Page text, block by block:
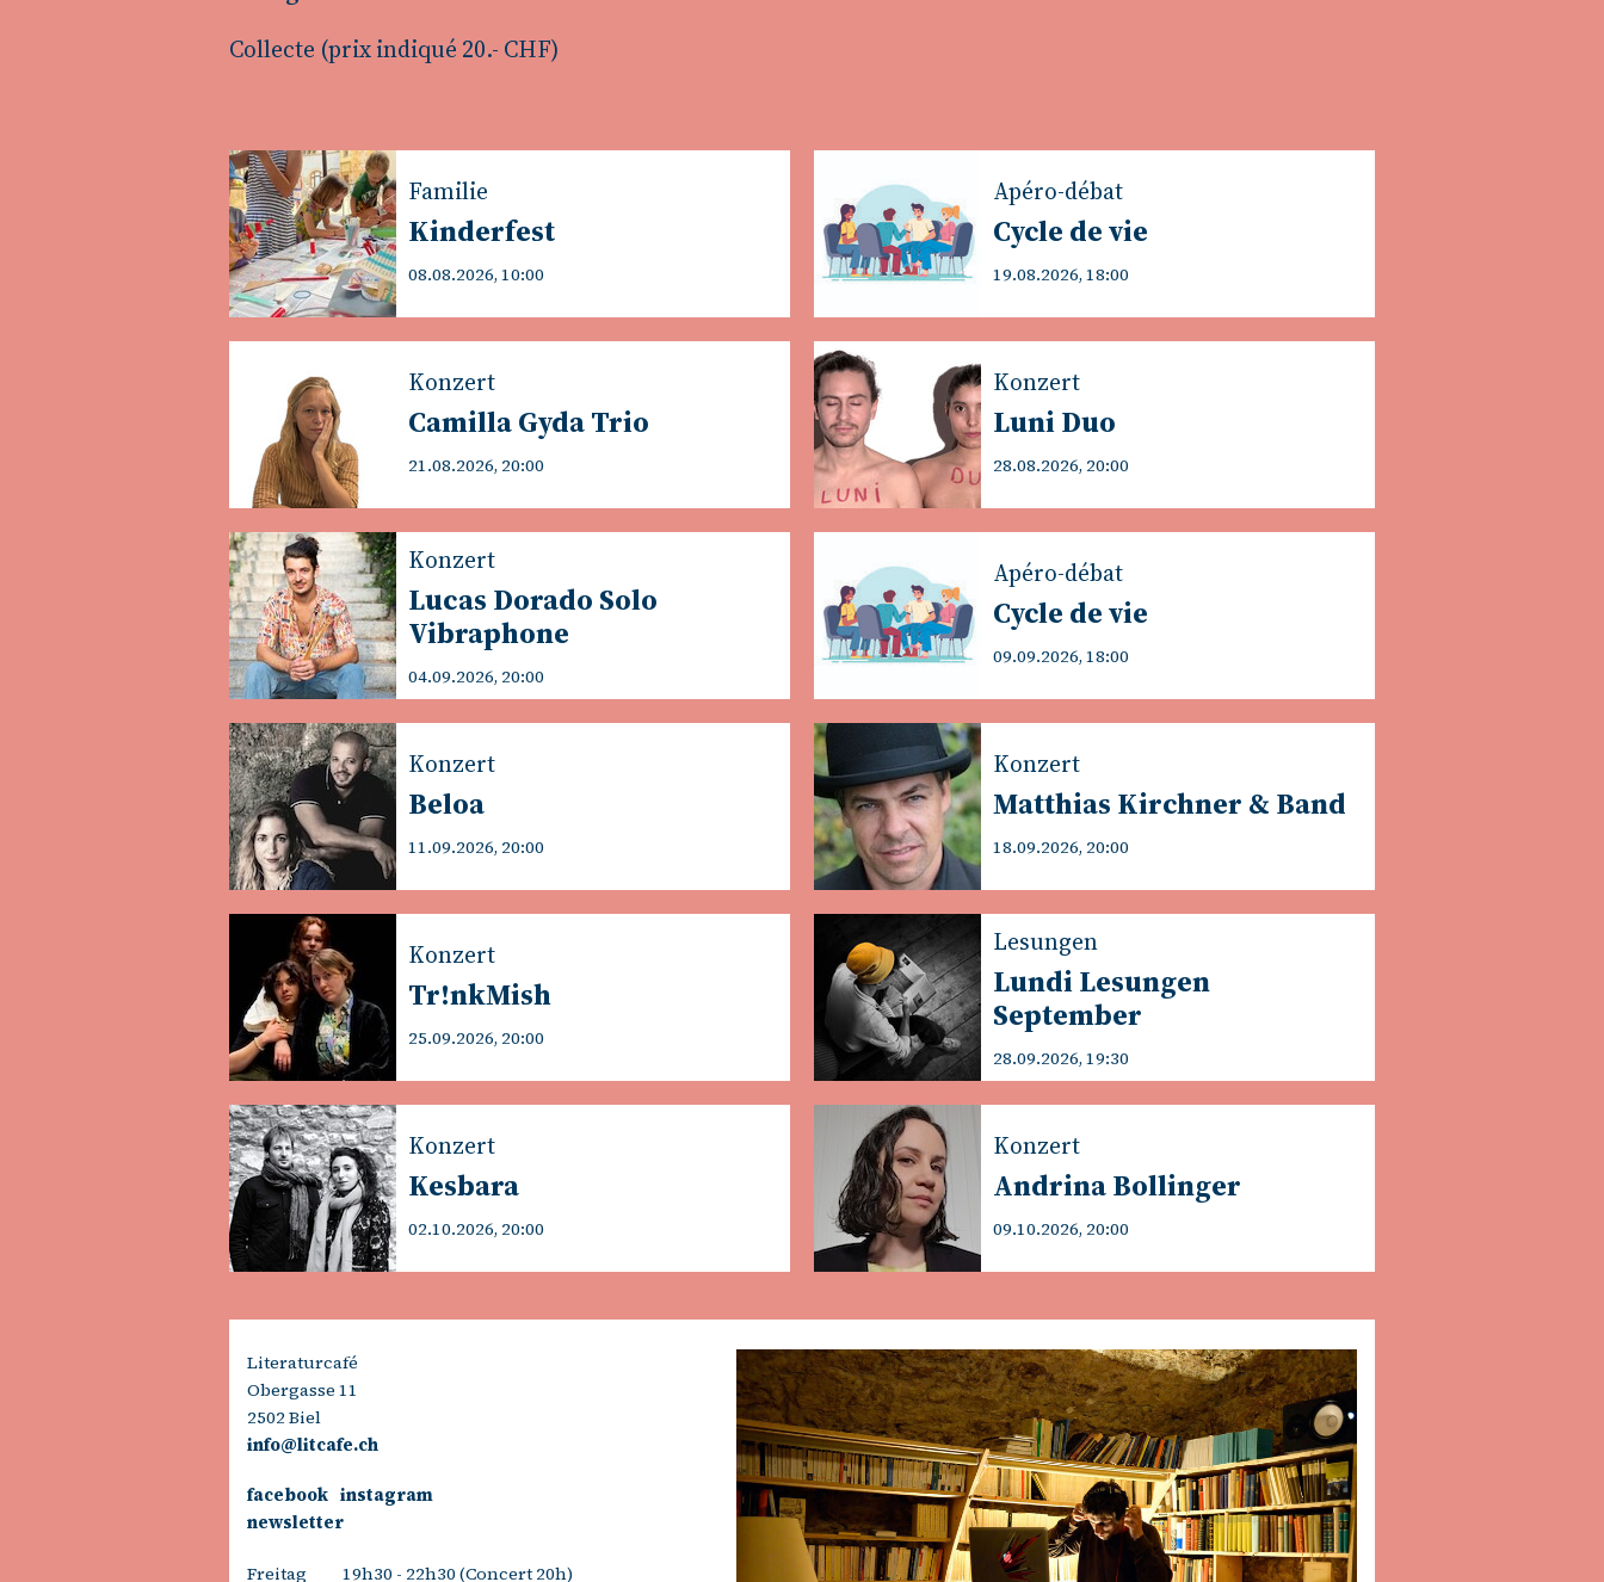
Collecte (prix indiqué 20.- CHF)
Familie
Kinderfest
08.08.2026, 10:00
Apéro-débat
Cycle de vie
19.08.2026, 18:00
Konzert
Camilla Gyda Trio
21.08.2026, 20:00
Konzert
Luni Duo
28.08.2026, 20:00
Konzert
Lucas Dorado Solo
Vibraphone
04.09.2026, 20:00
Apéro-débat
Cycle de vie
09.09.2026, 18:00
Konzert
Beloa
11.09.2026, 20:00
Konzert
Matthias Kirchner & Band
18.09.2026, 20:00
Konzert
Tr!nkMish
25.09.2026, 20:00
Lesungen
Lundi Lesungen
September
28.09.2026, 19:30
Konzert
Kesbara
02.10.2026, 20:00
Konzert
Andrina Bollinger
09.10.2026, 20:00
Literaturcafé
Obergasse 11
2502 Biel
info@litcafe.ch
facebook instagram
newsletter
Freitag 19h30 - 22h30 (Concert 20h)